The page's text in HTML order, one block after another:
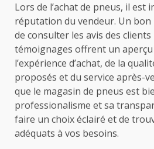
Lors de l’achat de pneus, il est
réputation du vendeur. Un
de consulter les avis des clients
témoignages offrent un
l’expérience d’achat, de la
proposés et du service après-
que le magasin de pneus est
professionalisme et sa
faire un choix éclairé et de
adéquats à vos besoins.